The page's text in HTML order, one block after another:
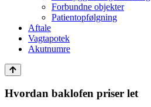
Forbundne objekter
Patientopfølgning
Aftale
Vagtapotek
Akutnumre
Hvordan baklofen priser let